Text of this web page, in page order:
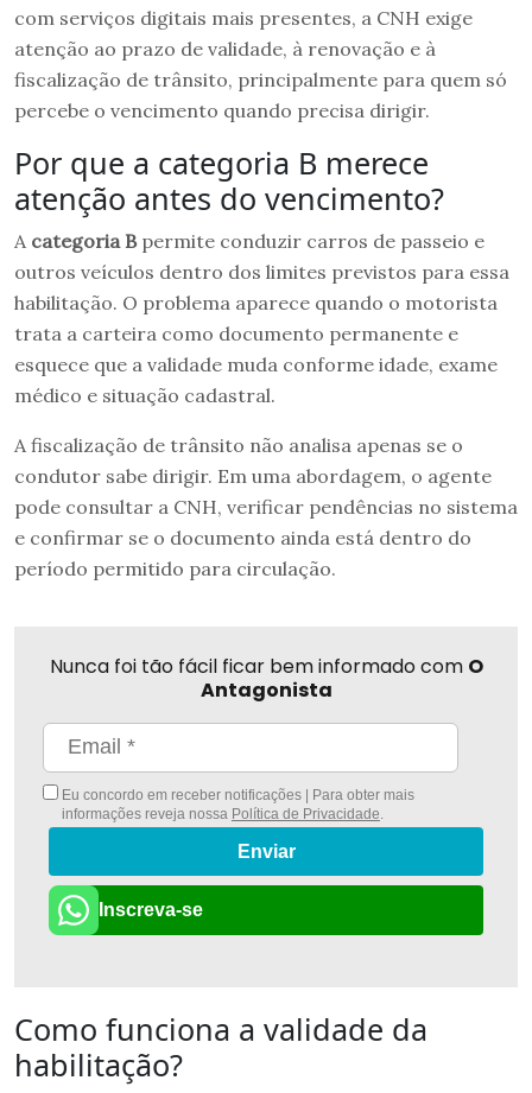
com serviços digitais mais presentes, a CNH exige
atenção ao prazo de validade, à renovação e à
fiscalização de trânsito, principalmente para quem só
percebe o vencimento quando precisa dirigir.
Por que a categoria B merece
atenção antes do vencimento?
A categoria Bpermite conduzir carros de passeio e
outros veículos dentro dos limites previstos para essa
habilitação. O problema aparece quando o motorista
trata a carteira como documento permanente e
esquece que a validade muda conforme idade, exame
médico e situação cadastral.
A fiscalização de trânsito não analisa apenas se o
condutor sabe dirigir. Em uma abordagem, o agente
pode consultar a CNH, verificar pendências no sistema
e confirmar se o documento ainda está dentro do
período permitido para circulação.
Nunca foi tão fácil ficar bem informado com O
Antagonista
Eu concordo em receber notificações | Para obter mais
informações reveja nossa Política de Privacidade
Enviar
Inscreva-se
Como funciona a validade da
habilitação?